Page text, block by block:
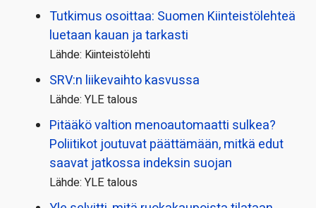
Tutkimus osoittaa: Suomen Kiinteistölehteä
luetaan kauan ja tarkasti
Lähde: Kiinteistölehti
SRV:n liikevaihto kasvussa
Lähde: YLE talous
Pitääkö valtion menoautomaatti sulkea?
Poliitikot joutuvat päättämään, mitkä edut
saavat jatkossa indeksin suojan
Lähde: YLE talous